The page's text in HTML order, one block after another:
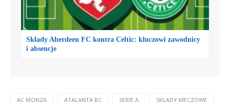
Składy Aberdeen FC kontra Celtic: kluczowi zawodnicy
i absencje
AC MONZA ATALANTA BC SERIE A SKŁADY MECZOWE